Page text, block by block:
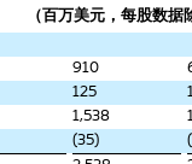
（百万美元，每股数据
910
125
1,538
(35)